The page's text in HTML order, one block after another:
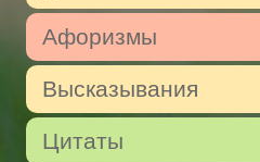
Афоризмы
Высказывания
Цитаты